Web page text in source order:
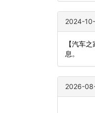
2024-
【汽车
息。
2026-